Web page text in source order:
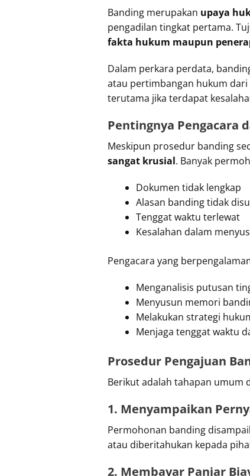
Banding merupakan upaya
pengadilan tingkat pertama.
fakta hukum maupun
Dalam perkara perdata,
atau pertimbangan hukum
terutama jika terdapat
Pentingnya Pengacara
Meskipun prosedur banding
sangat krusial. Banyak
Dokumen tidak lengkap
Alasan banding tidak
Tenggat waktu terlewat
Kesalahan dalam
Pengacara yang
Menganalisis putusan
Menyusun memori
Melakukan strategi
Menjaga tenggat waktu
Prosedur Pengajuan
Berikut adalah tahapan umum
1. Menyampaikan
Permohonan banding
atau diberitahukan kepada
2. Membayar Panjar